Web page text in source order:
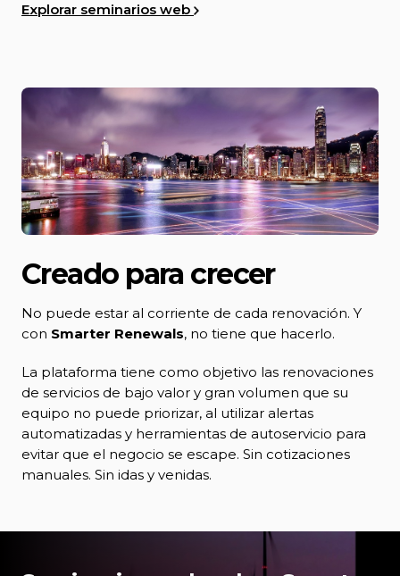
Explorar seminarios web
Creado para crecer
No puede estar al corriente de cada renovación. Y
con Smarter Renewals, no tiene que hacerlo.
La plataforma tiene como objetivo las renovaciones
de servicios de bajo valor y gran volumen que su
equipo no puede priorizar, al utilizar alertas
automatizadas y herramientas de autoservicio para
evitar que el negocio se escape. Sin cotizaciones
manuales. Sin idas y venidas.